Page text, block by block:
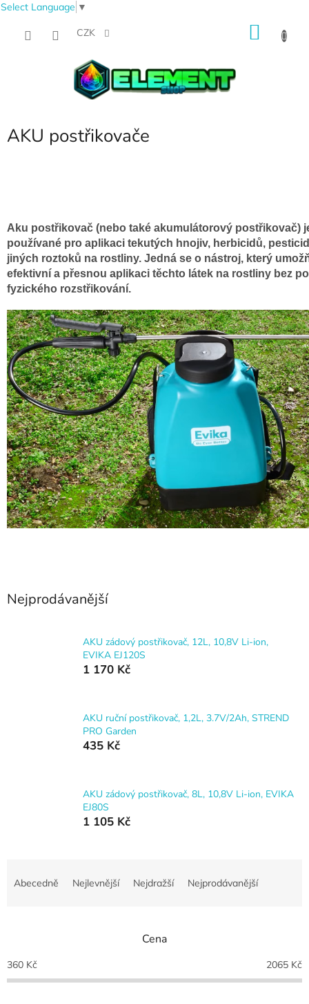
Select Language ▼
CZK
AKU postřikovače
Aku postřikovač (nebo také akumulátorový postřikovač)
používané pro aplikaci tekutých hnojiv, herbicidů,
jiných roztoků na rostliny. Jedná se o nástroj, který
efektivní a přesnou aplikaci těchto látek na rostliny bez
fyzického rozstřikování.
Nejprodávanější
AKU zádový postřikovač, 12L, 10,8V Li-ion,
EVIKA EJ120S
1 170 Kč
AKU ruční postřikovač, 1,2L, 3.7V/2Ah, STREND
PRO Garden
435 Kč
AKU zádový postřikovač, 8L, 10,8V Li-ion, EVIKA
EJ80S
1 105 Kč
p
r
o
Abecedně Nejlevnější Nejdražší Nejprodávanější
Cena
360 Kč 2065 Kč